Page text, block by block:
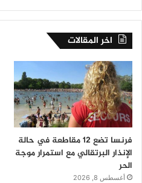
اخر المقالات
فرنسا تضع 12 مقاطعة في حالة
الإنذار البرتقالي مع استمرار موجة
الحر
أغسطس 8, 2026